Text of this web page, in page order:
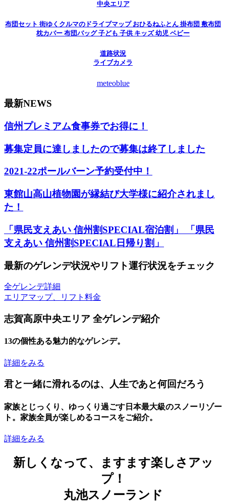
中央エリア
布団セット 街ゆくクルマのドライブマップ おひるねふとん 掛布団 敷布団
枕カバー 布団バッグ 子ども 子供 キッズ 幼児 ベビー
道路状況
ライブカメラ
meteoblue
最新NEWS
信州プレミアム食事券でお得に！
募集定員に達しましたので募集は終了しました
2021-22ポールバーン予約受付中！
東館山高山植物園が縁結び大学様に紹介されまし
た！
「県民支えあい 信州割SPECIAL宿泊割」 「県民
支えあい 信州割SPECIAL日帰り割」
最新のゲレンデ状況やリフト運行状況をチェック
全ゲレンデ詳細
エリアマップ、リフト料金
志賀高原中央エリア 全ゲレンデ紹介
13の個性ある魅力的なゲレンデ。
詳細をみる
君と一緒に滑れるのは、人生であと何回だろう
家族とじっくり、ゆっくり過ごす日本最大級のスノーリゾー
ト。家族全員が楽しめるコースをご紹介。
詳細をみる
新しくなって、ますます楽しさアッ
プ！
丸池スノーランド